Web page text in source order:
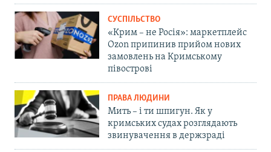
СУСПІЛЬСТВО
«Крим – не Росія»: маркетплейс
Ozon припинив прийом нових
замовлень на Кримському
півострові
ПРАВА ЛЮДИНИ
Мить – і ти шпигун. Як у
кримських судах розглядають
звинувачення в держзраді